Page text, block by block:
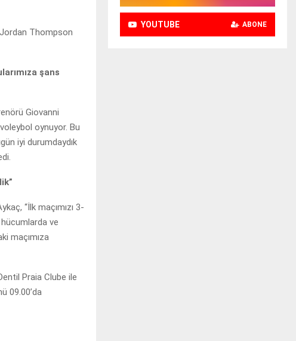
Jordan Thompson
şans
Giovanni
oynuyor. Bu
iyi durumdaydık
“İlk maçımızı 3-
hücumlarda ve
maçımıza
Praia Clube ile
09.00’da
YOUTUBE ABONE